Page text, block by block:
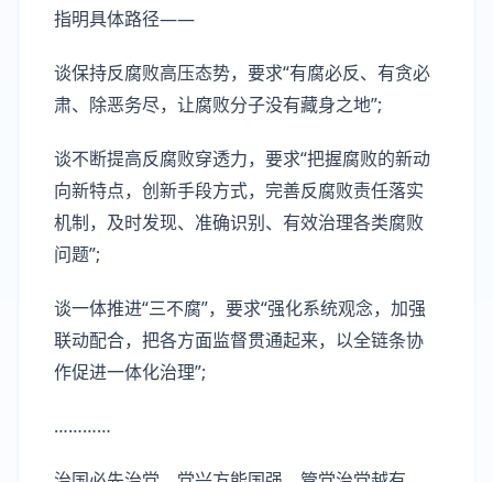
指明具体路径——
谈保持反腐败高压态势，要求“有腐必反、有贪必
肃、除恶务尽，让腐败分子没有藏身之地”;
谈不断提高反腐败穿透力，要求“把握腐败的新动
向新特点，创新手段方式，完善反腐败责任落实
机制，及时发现、准确识别、有效治理各类腐败
问题”;
谈一体推进“三不腐”，要求“强化系统观念，加强
联动配合，把各方面监督贯通起来，以全链条协
作促进一体化治理”;
…………